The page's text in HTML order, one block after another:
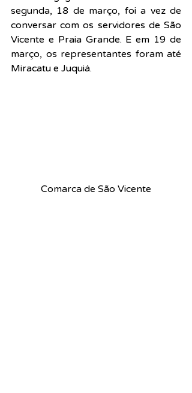
segunda, 18 de março, foi a vez de
conversar com os servidores de São
Vicente e Praia Grande. E em 19 de
março, os representantes foram até
Miracatu e Juquiá.
Comarca de São Vicente